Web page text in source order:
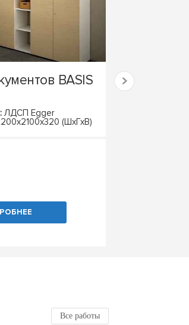
BASIS
ЛДСП Egger
(ШхГхВ)
Шкаф для
CENTRUM
Все работы